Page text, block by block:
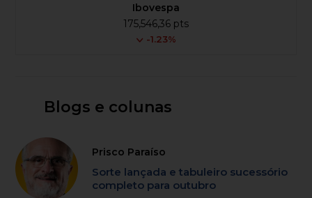
Ibovespa
175,546,36 pts
-1.23%
Blogs e colunas
Prisco Paraíso
Sorte lançada e tabuleiro sucessório
completo para outubro